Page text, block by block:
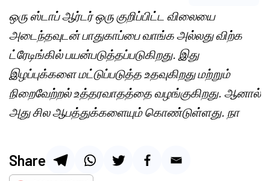
ஒரு ஸ்டாப் ஆர்டர் ஒரு குறிப்பிட்ட விலையை
அடைந்தவுடன் பாதுகாப்பை வாங்க அல்லது விற்க
ட்ரேடிங்கில் பயன்படுத்தப்படுகிறது. இது
இழப்புக்களை மட்டுப்படுத்த உதவுகிறது மற்றும்
நிறைவேற்றல் உத்தரவாதத்தை வழங்குகிறது. ஆனால்
அது சில ஆபத்துக்களையும் கொண்டுள்ளது. நா
Share